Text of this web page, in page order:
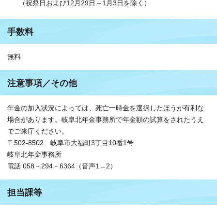
（祝祭日および12月29日～1月3日を除く）
手数料
無料
注意事項／その他
年金の加入状況によっては、死亡一時金を選択したほうが有利な
場合があります。岐阜北年金事務所で年金額の試算をされたうえ
でご来庁ください。
〒502-8502 岐阜市大福町3丁目10番1号
岐阜北年金事務所
電話 058－294－6364（音声1→2）
担当課等